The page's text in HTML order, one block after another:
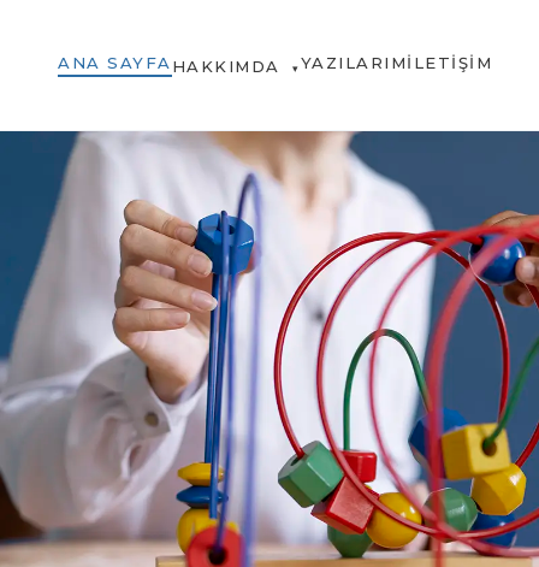
ANA SAYFA HAKKIMDA ▾YAZILARIMİLETIŞIM